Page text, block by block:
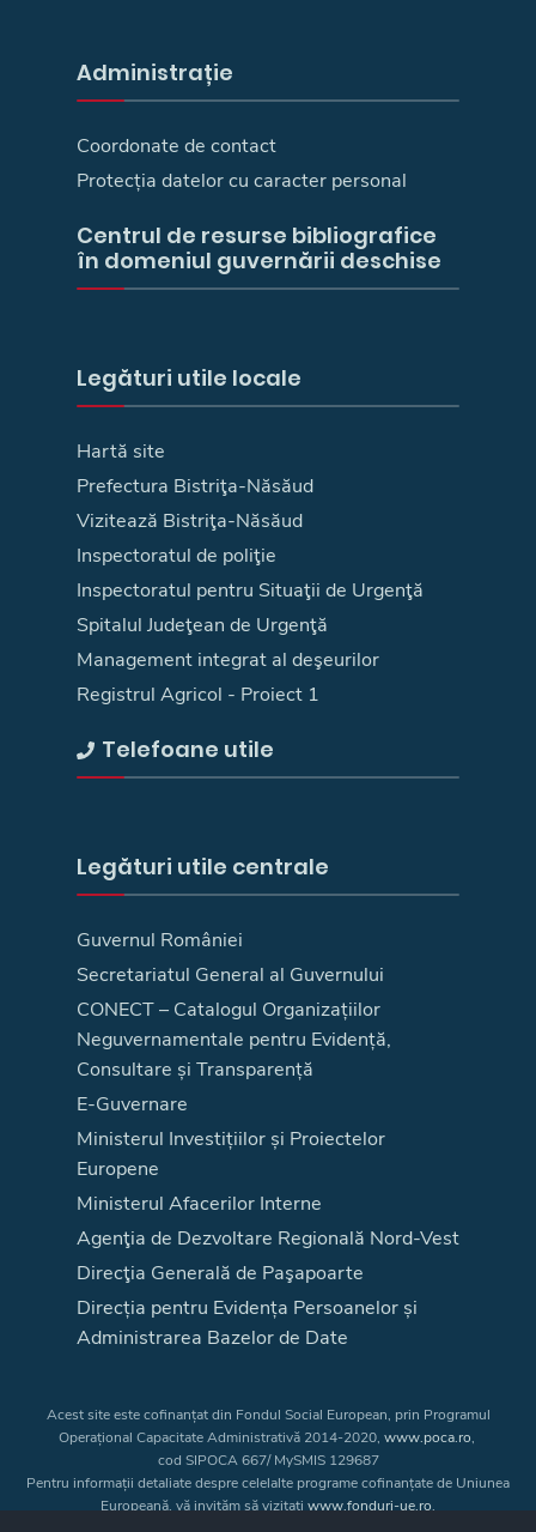
Administrație
Coordonate de contact
Protecția datelor cu caracter personal
Centrul de resurse bibliografice
în domeniul guvernării deschise
Legături utile locale
Hartă site
Prefectura Bistriţa-Năsăud
Vizitează Bistriţa-Năsăud
Inspectoratul de poliţie
Inspectoratul pentru Situaţii de Urgenţă
Spitalul Judeţean de Urgenţă
Management integrat al deşeurilor
Registrul Agricol - Proiect 1
Telefoane utile
Legături utile centrale
Guvernul României
Secretariatul General al Guvernului
CONECT – Catalogul Organizațiilor
Neguvernamentale pentru Evidență,
Consultare și Transparență
E-Guvernare
Ministerul Investițiilor și Proiectelor
Europene
Ministerul Afacerilor Interne
Agenţia de Dezvoltare Regională Nord-Vest
Direcţia Generală de Paşapoarte
Direcția pentru Evidența Persoanelor și
Administrarea Bazelor de Date
Acest site este cofinanțat din Fondul Social European, prin Programul
Operațional Capacitate Administrativă 2014-2020, www.poca.ro,
cod SIPOCA 667/ MySMIS 129687
Pentru informații detaliate despre celelalte programe cofinanțate de Uniunea
Europeană, vă invităm să vizitați www.fonduri-ue.ro.